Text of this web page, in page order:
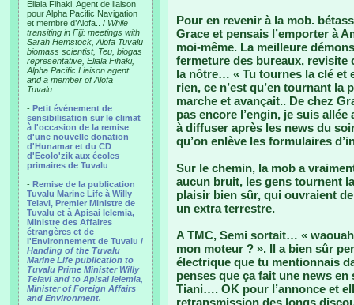
Eliala Fihaki, Agent de liaison
pour Alpha Pacific Navigation
et membre d’Alofa.. / While
transiting in Fiji: meetings with
Sarah Hemstock, Alofa Tuvalu
biomass scientist, Teu, biogas
representative, Eliala Fihaki,
Alpha Pacific Liaison agent
and a member of Alofa
Tuvalu..
- Petit événement de
sensibilisation sur le climat
à l'occasion de la remise
d'une nouvelle donation
d'Hunamar et du CD
d'Ecolo'zik aux écoles
primaires de Tuvalu
- Remise de la publication
Tuvalu Marine Life à Willy
Telavi, Premier Ministre de
Tuvalu et à Apisai Ielemia,
Ministre des Affaires
étrangères et de
l'Environnement de Tuvalu /
Handing of the Tuvalu
Marine Life publication to
Tuvalu Prime Minister Willy
Telavi and to Apisai Ielemia,
Minister of Foreign Affairs
and Environment.
Pour en revenir à la mob.
Grace et pensais l’emporter à
moi-même. La meilleure
fermeture des bureaux, revisite
la nôtre… « Tu tournes la clé et
rien, ce n’est qu’en tournant la
marche et avançait.. De chez
pas encore l’engin, je suis
à diffuser après les news du
qu’on enlève les formulaires
Sur le chemin, la mob a
aucun bruit, les gens tournent
plaisir bien sûr, qui ouvraient
un extra terrestre.
A TMC, Semi sortait… «
mon moteur ? ». Il a bien sûr
électrique que tu mentionnais
penses que ça fait une news
Tiani…. OK pour l’annonce et
retransmission des longs